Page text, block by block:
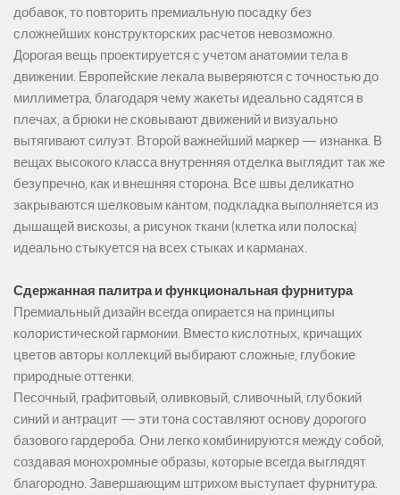
добавок, то повторить премиальную посадку без
сложнейших конструкторских расчетов невозможно.
Дорогая вещь проектируется с учетом анатомии тела в
движении. Европейские лекала выверяются с точностью до
миллиметра, благодаря чему жакеты идеально садятся в
плечах, а брюки не сковывают движений и визуально
вытягивают силуэт. Второй важнейший маркер — изнанка. В
вещах высокого класса внутренняя отделка выглядит так же
безупречно, как и внешняя сторона. Все швы деликатно
закрываются шелковым кантом, подкладка выполняется из
дышащей вискозы, а рисунок ткани (клетка или полоска)
идеально стыкуется на всех стыках и карманах.
Сдержанная палитра и функциональная фурнитура
Премиальный дизайн всегда опирается на принципы
колористической гармонии. Вместо кислотных, кричащих
цветов авторы коллекций выбирают сложные, глубокие
природные оттенки.
Песочный, графитовый, оливковый, сливочный, глубокий
синий и антрацит — эти тона составляют основу дорогого
базового гардероба. Они легко комбинируются между собой,
создавая монохромные образы, которые всегда выглядят
благородно. Завершающим штрихом выступает фурнитура.